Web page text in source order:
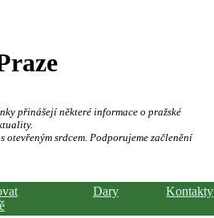
přinášejí některé informace o pražské
otevřeným srdcem. Podporujeme začlenění
Dary Kontakty